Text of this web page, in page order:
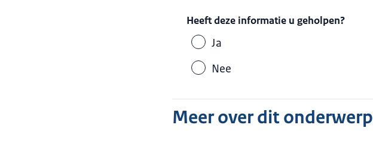
Heeft deze informatie u geholpen?
Ja
Nee
Meer over dit onderwerp